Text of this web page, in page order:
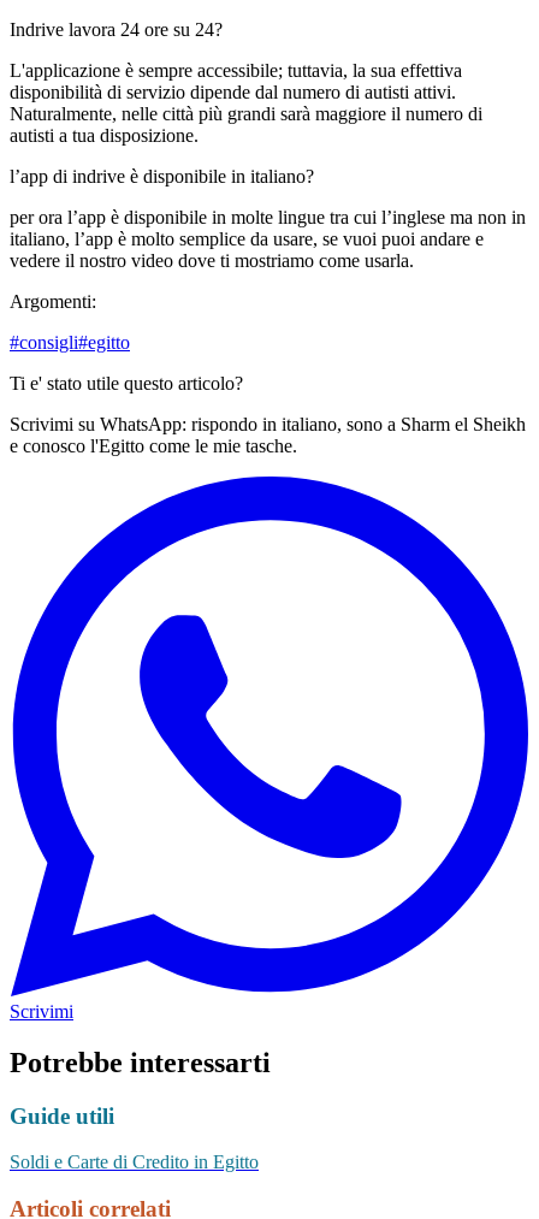
Indrive lavora 24 ore su 24?
L'applicazione è sempre accessibile; tuttavia, la sua effettiva
disponibilità di servizio dipende dal numero di autisti attivi.
Naturalmente, nelle città più grandi sarà maggiore il numero di
autisti a tua disposizione.
l’app di indrive è disponibile in italiano?
per ora l’app è disponibile in molte lingue tra cui l’inglese ma non in
italiano, l’app è molto semplice da usare, se vuoi puoi andare e
vedere il nostro video dove ti mostriamo come usarla.
Argomenti:
#consigli#egitto
Ti e' stato utile questo articolo?
Scrivimi su WhatsApp: rispondo in italiano, sono a Sharm el Sheikh
e conosco l'Egitto come le mie tasche.
Scrivimi
Potrebbe interessarti
Guide utili
Soldi e Carte di Credito in Egitto
Articoli correlati